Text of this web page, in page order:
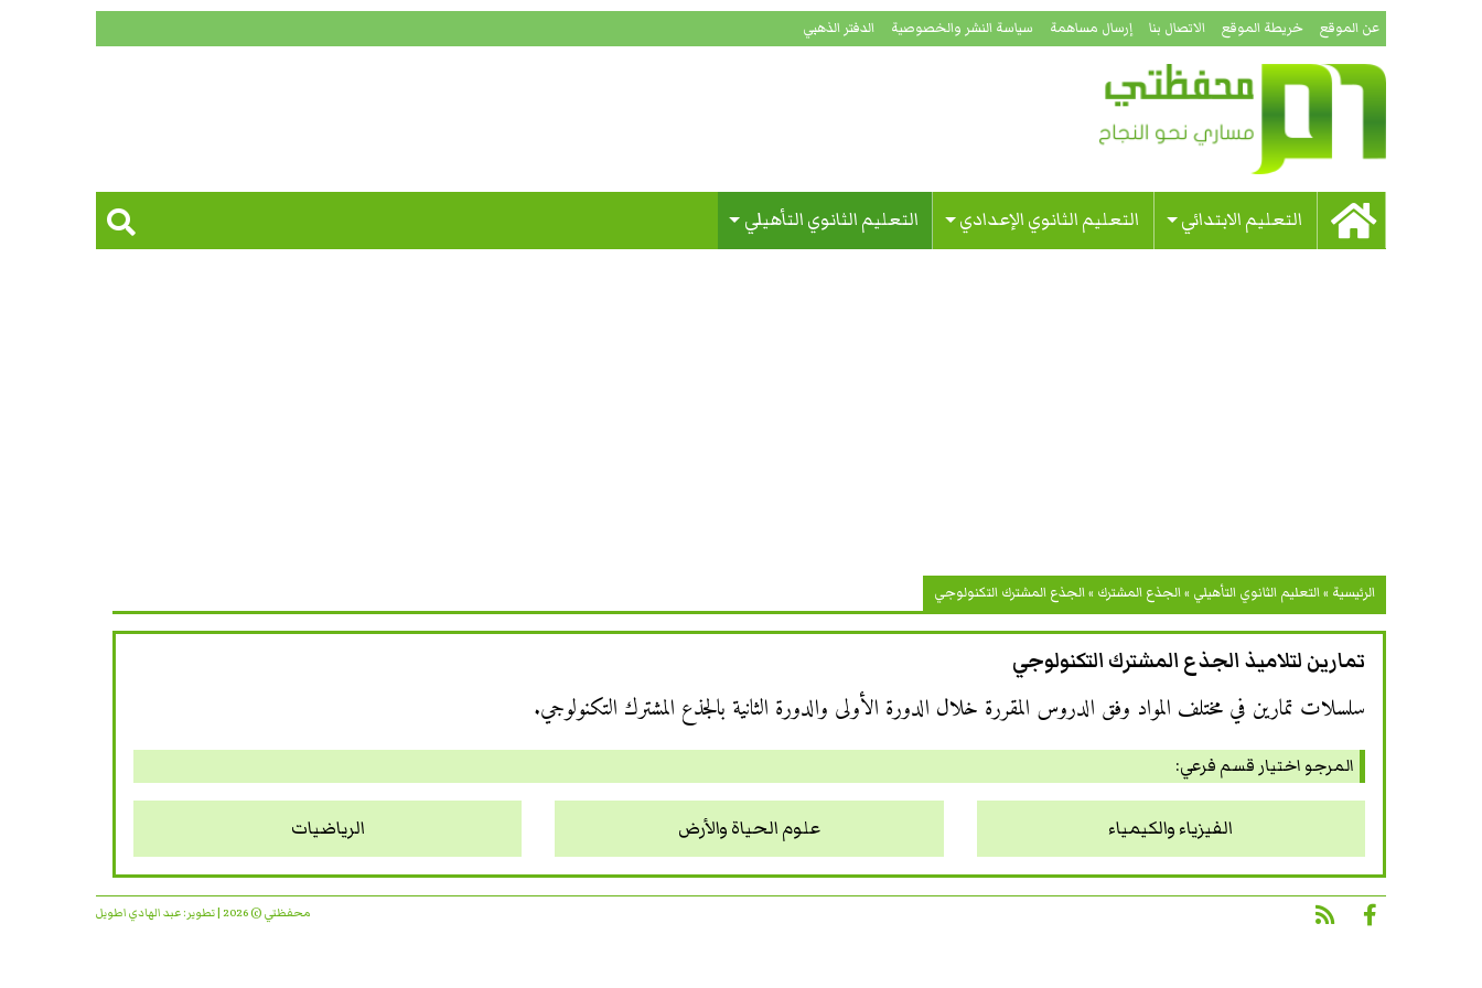
عن الموقع خريطة الموقع الاتصال بنا إرسال مساهمة سياسة النشر والخصوصية الدفتر الذهبي
التعليم الابتدائي التعليم الثانوي الإعدادي التعليم الثانوي التأهيلي
الرئيسية »التعليم الثانوي التأهيلي »الجذع المشترك »الجذع المشترك التكنولوجي
تمارين لتلاميذ الجذع المشترك التكنولوجي
سلسلات تمارين في مختلف المواد وفق الدروس المقررة خلال الدورة الأولى والدورة الثانية بالجذع المشترك التكنولوجي.
المرجو اختيار قسم فرعي:
الفيزياء والكيمياء علوم الحياة والأرض الرياضيات
محفظتي © 2026 | تطوير: عبد الهادي اطويل